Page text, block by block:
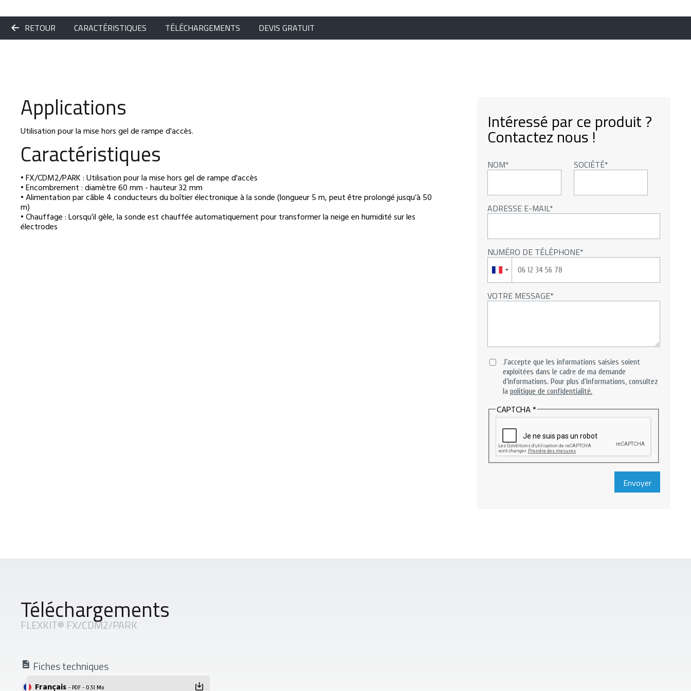
RETOUR CARACTÉRISTIQUES TÉLÉCHARGEMENTS DEVIS GRATUIT
Applications
Utilisation pour la mise hors gel de rampe d'accès.
Caractéristiques
• FX/CDM2/PARK : Utilisation pour la mise hors gel de rampe d'accès
• Encombrement : diamètre 60 mm - hauteur 32 mm
• Alimentation par câble 4 conducteurs du boîtier électronique à la sonde (longueur 5 m, peut être prolongé jusqu’à 50
m)
• Chauffage : Lorsqu’il gèle, la sonde est chauffée automatiquement pour transformer la neige en humidité sur les
électrodes
Intéressé par ce produit ?
Contactez nous !
NOM SOCIÉTÉ
ADRESSE E-MAIL
NUMÉRO DE TÉLÉPHONE
VOTRE MESSAGE
J’accepte que les informations saisies soient
exploitées dans le cadre de ma demande
d’informations. Pour plus d’informations, consultez
lapolitique de confidentialité.
CAPTCHA
Envoyer
Téléchargements
FLEXKIT® FX/CDM2/PARK
Fiches techniques
Français - PDF - 0.51 Mo